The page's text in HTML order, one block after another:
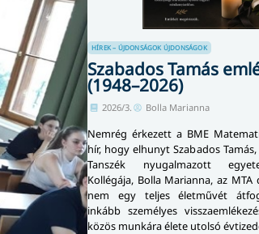
HÍREK – ÚJDONSÁGOK ÚJDONSÁGOK
Szabados Tamás
(1948–2026)
2026/3. Bolla Marianna
Nemrég érkezett a BME
hír, hogy elhunyt Szabados
Tanszék nyugalmazott
Kollégája, Bolla Marianna, az
nem egy teljes életművét
inkább személyes
közös munkára élete utolsó